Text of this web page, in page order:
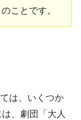
ことです。
は、いくつか
、劇団「大人